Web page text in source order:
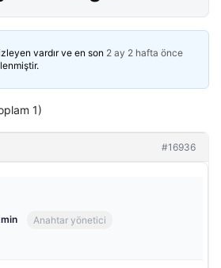
vardır ve en son 2 ay 2 hafta önce
1)
#16936
Anahtar yönetici